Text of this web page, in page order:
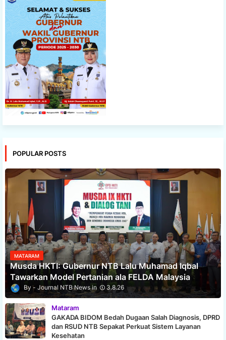
POPULAR POSTS
MATARAM
Musda HKTI: Gubernur NTB Lalu Muhamad Iqbal
Tawarkan Model Pertanian ala FELDA Malaysia
Journal NTB News 3.8.26
Mataram
GAKADA BIDOM Bedah Dugaan Salah Diagnosis, DPRD
dan RSUD NTB Sepakat Perkuat Sistem Layanan
Kesehatan